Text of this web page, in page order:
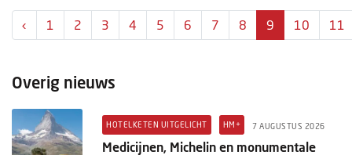
‹ 1 2 3 4 5 6 7 8 9 10 11
Overig nieuws
HOTELKETEN UITGELICHT HM+ 7 AUGUSTUS 2026
Medicijnen, Michelin en monumentale